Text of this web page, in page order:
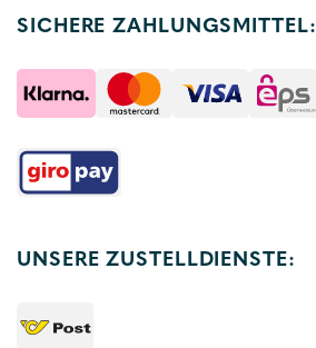
SICHERE ZAHLUNGSMITTEL:
UNSERE ZUSTELLDIENSTE: